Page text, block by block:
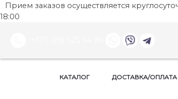
Прием заказов осуществляется
18:00
КАТАЛОГ ДОСТАВКА/ОПЛАТА